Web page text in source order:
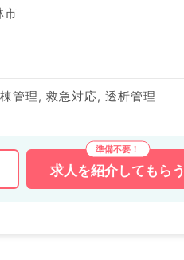
市
管理, 救急対応, 透析管理
求人を紹介してもらう